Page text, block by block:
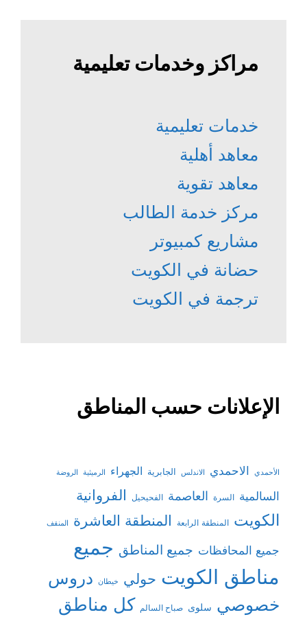
مراكز وخدمات تعليمية
خدمات تعليمية
معاهد أهلية
معاهد تقوية
مركز خدمة الطالب
مشاريع كمبيوتر
حضانة في الكويت
ترجمة في الكويت
الإعلانات حسب المناطق
الأحمدي الاحمدي الاندلس الجابرية الجهراء الرميثية الروضة
السالمية السرة العاصمة الفحيحيل الفروانية
الكويت المنطقة الرابعة المنطقة العاشرة المنقف
جميع المحافظات جميع المناطق جميع
مناطق الكويت حولي خيطان دروس
خصوصي سلوى صباح السالم كل مناطق